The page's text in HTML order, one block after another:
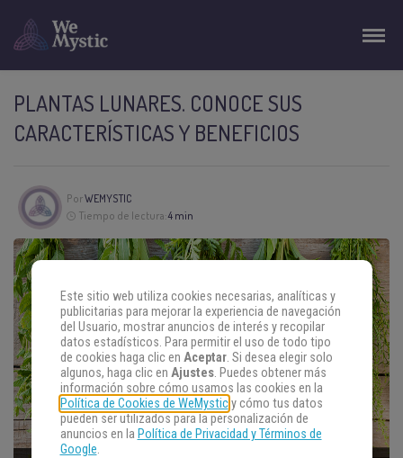
PLANTAS LUNARES. CONOCE SUS
CARACTERÍSTICAS Y BENEFICIOS
PorWEMYSTIC
Tiempo de lectura:4 min
Este sitio web utiliza cookies necesarias, analíticas y
publicitarias para mejorar la experiencia de navegación
del Usuario, mostrar anuncios de interés y recopilar
datos estadísticos. Para permitir el uso de todo tipo
de cookies haga clic en Aceptar. Si desea elegir solo
algunos, haga clic en Ajustes. Puedes obtener más
información sobre cómo usamos las cookies en la
Política de Cookies de WeMysticy cómo tus datos
pueden ser utilizados para la personalización de
anuncios en la Política de Privacidad y Términos de
Google.